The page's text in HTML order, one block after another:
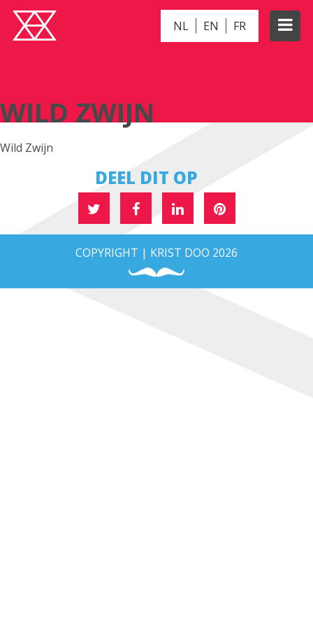
NL EN FR
WILD ZWIJN
Wild Zwijn
DEEL DIT OP
COPYRIGHT | KRIST DOO 2026